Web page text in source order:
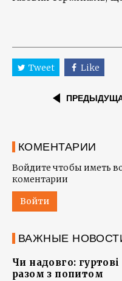
Tweet Like
КОМЕНТАРИИ
Войдите чтобы иметь
коментарии
Войти
ВАЖНЫЕ
Чи надовго:
разом з попитом